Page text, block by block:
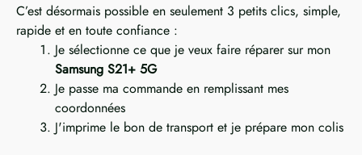
C’est désormais possible en seulement 3 petits clics, simple,
rapide et en toute confiance :
Je sélectionne ce que je veux faire réparer sur mon
Samsung S21+ 5G
Je passe ma commande en remplissant mes
coordonnées
J'imprime le bon de transport et je prépare mon colis